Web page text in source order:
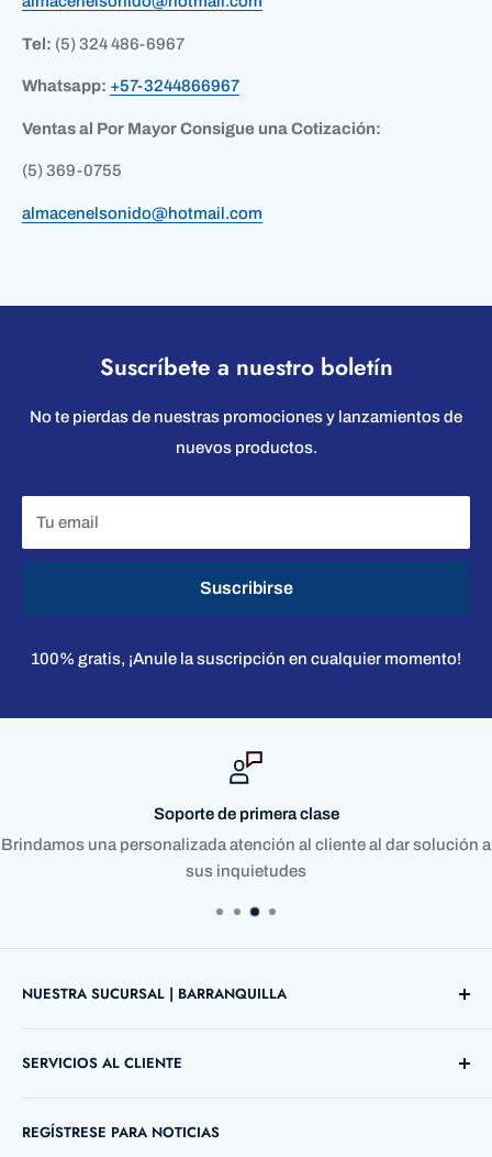
Tel: (5) 324 486-6967
Whatsapp: +57-3244866967
Ventas al Por MayorConsigue una Cotización:
(5) 369-0755
almacenelsonido@hotmail.com
Suscríbete a nuestro boletín
No te pierdas de nuestras promociones y lanzamientos de
nuevos productos.
Tu email
Suscribirse
100% gratis, ¡Anule la suscripción en cualquier momento!
Soporte de primera clase
Brindamos una personalizada atención al cliente al dar solución a
sus inquietudes
NUESTRA SUCURSAL | BARRANQUILLA
Telefono: +57 5 3690755
SERVICIOS AL CLIENTE
Contáctenos
REGÍSTRESE PARA NOTICIAS